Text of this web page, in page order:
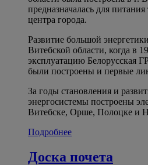
предназначалась для
центра города.
Развитие большой
Витебской области, когда в
эксплуатацию Белорусская
были построены и первые
За годы становления и
энергосистемы построены
Витебске, Орше, Полоцке и
Подробнее
Доска почета